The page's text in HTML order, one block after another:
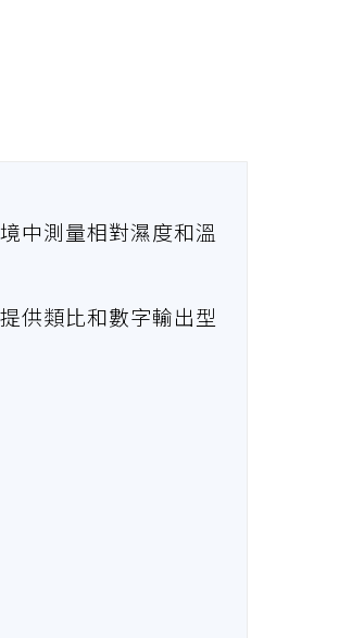
中測量相對濕度和溫
供類比和數字輸出型